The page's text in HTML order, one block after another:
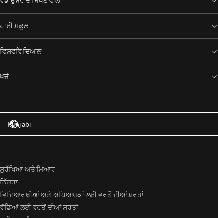
ਹਾਈ ਸਕੂਲ
ਵਿਸ਼ਵਵਿਦਿਆਲ
ਖੋਜੋ
Punjabi
ਸੁਰੱਖਿਆ ਅਤੇ ਮਿਆਰ
ਨਿੱਜਤਾ
ਵਿਦਿਆਰਥੀਆਂ ਅਤੇ ਅਧਿਆਪਕਾਂ ਲਈ ਵਰਤੋਂ ਦੀਆਂ ਸ਼ਰਤਾਂ
ਵੱਡਿਆਂ ਲਈ ਵਰਤੋਂ ਦੀਆਂ ਸ਼ਰਤਾਂ